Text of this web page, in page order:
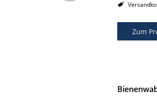
Zum